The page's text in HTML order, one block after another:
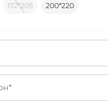
172*205 200*220